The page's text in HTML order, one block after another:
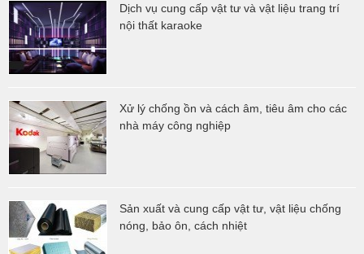
Dịch vụ cung cấp vật tư và vật liệu trang trí
nội thất karaoke
Xử lý chống ồn và cách âm, tiêu âm cho các
nhà máy công nghiệp
Sản xuất và cung cấp vật tư, vật liệu chống
nóng, bảo ôn, cách nhiệt